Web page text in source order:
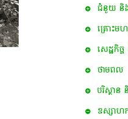
ជំនួយ និង
គ្រោះមហ
សេដ្ឋកិច្
ថាមពល
បរិស្ថាន
ឧស្សាហ